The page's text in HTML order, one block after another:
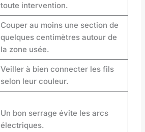
toute intervention.
Couper au moins une section de
quelques centimètres autour de
la zone usée.
Veiller à bien connecter les fils
selon leur couleur.
Un bon serrage évite les arcs
électriques.